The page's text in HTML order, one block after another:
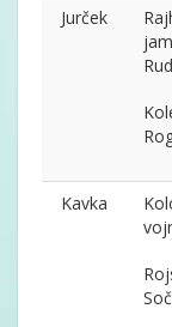
Jurček
Kavka